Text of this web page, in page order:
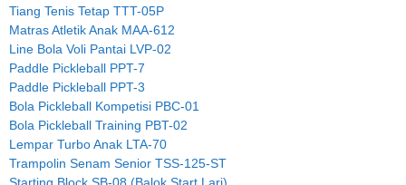
Tiang Tenis Tetap TTT-05P
Matras Atletik Anak MAA-612
Line Bola Voli Pantai LVP-02
Paddle Pickleball PPT-7
Paddle Pickleball PPT-3
Bola Pickleball Kompetisi PBC-01
Bola Pickleball Training PBT-02
Lempar Turbo Anak LTA-70
Trampolin Senam Senior TSS-125-ST
Starting Block SB-08 (Balok Start Lari)